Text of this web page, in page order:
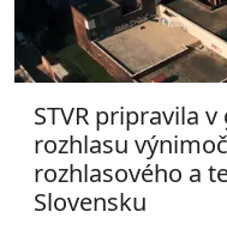
STVR pripravila
rozhlasu
rozhlasového a
Slovensku